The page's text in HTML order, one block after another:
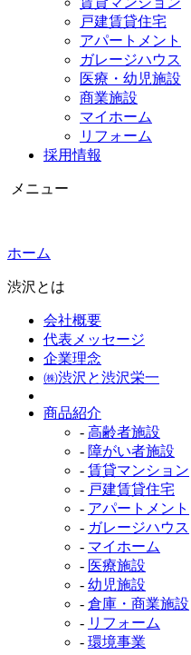
戸建賃貸住宅
アパートメント
ガレージハウス
医療・幼児施設
商業施設
マイホーム
リフォーム
採用情報
メニュー
ホーム
渋沢とは
会社概要
代表メッセージ
企業理念
㈱渋沢と渋沢栄一
商品紹介
- 高齢者施設
- 障がい者施設
- 賃貸マンション
- 戸建賃貸住宅
- アパートメント
- ガレージハウス
- マイホーム
- 医療施設
- 幼児施設
- 倉庫・商業施設
- リフォーム
- 環境事業